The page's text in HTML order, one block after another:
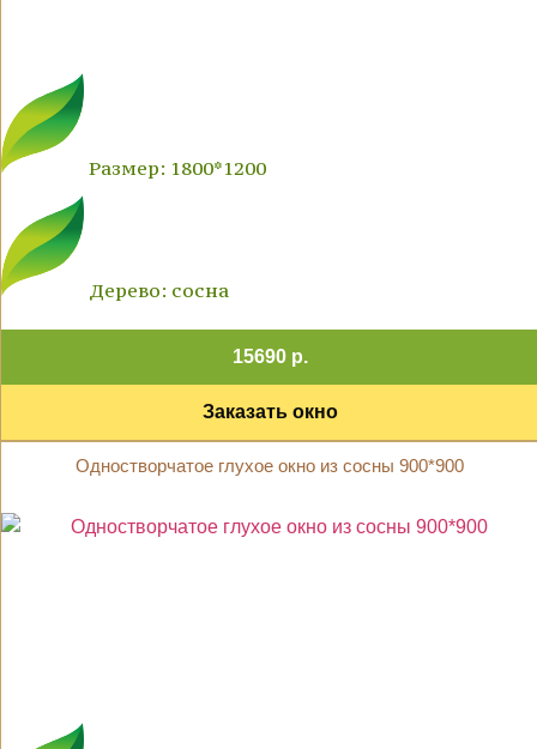
Размер: 1800*1200
Дерево: сосна
15690 р.
Заказать окно
Одностворчатое глухое окно из сосны 900*900